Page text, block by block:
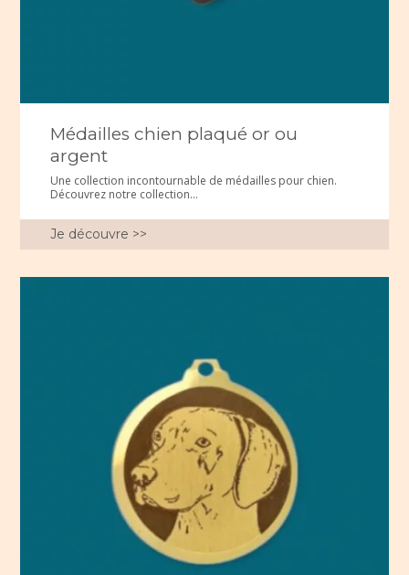
Médailles chien plaqué or ou
argent
Une collection incontournable de médailles pour chien.
Découvrez notre collection...
Je découvre >>